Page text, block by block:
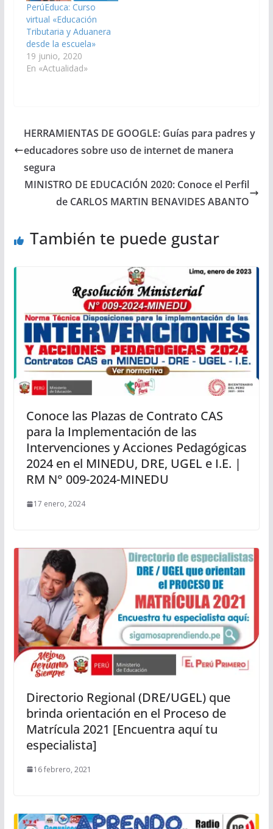
PerúEduca: Curso
virtual «Educación
Tributaria y Aduanera
desde la escuela»
19 junio, 2020
En «Actualidad»
HERRAMIENTAS DE GOOGLE: Guías para padres y
educadores sobre uso de internet de manera
segura
MINISTRO DE EDUCACIÓN 2020: Conoce el Perfil
de CARLOS MARTIN BENAVIDES ABANTO
También te puede gustar
Conoce las Plazas de Contrato CAS
para la Implementación de las
Intervenciones y Acciones Pedagógicas
2024 en el MINEDU, DRE, UGEL e I.E. |
RM N° 009-2024-MINEDU
17 enero, 2024
Directorio Regional (DRE/UGEL) que
brinda orientación en el Proceso de
Matrícula 2021 [Encuentra aquí tu
especialista]
16 febrero, 2021